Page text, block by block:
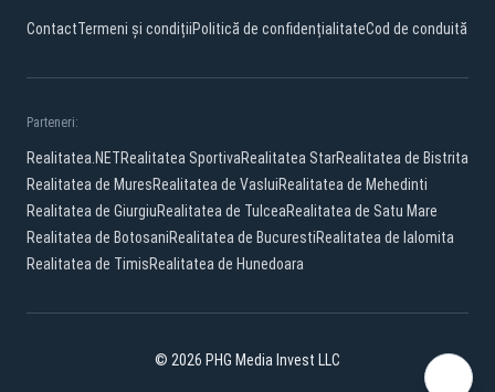
ContactTermeni și condițiiPolitică de confidențialitateCod de conduită
Parteneri:
Realitatea.NETRealitatea SportivaRealitatea StarRealitatea de Bistrita
Realitatea de MuresRealitatea de VasluiRealitatea de Mehedinti
Realitatea de GiurgiuRealitatea de TulceaRealitatea de Satu Mare
Realitatea de BotosaniRealitatea de BucurestiRealitatea de Ialomita
Realitatea de TimisRealitatea de Hunedoara
© 2026 PHG Media Invest LLC